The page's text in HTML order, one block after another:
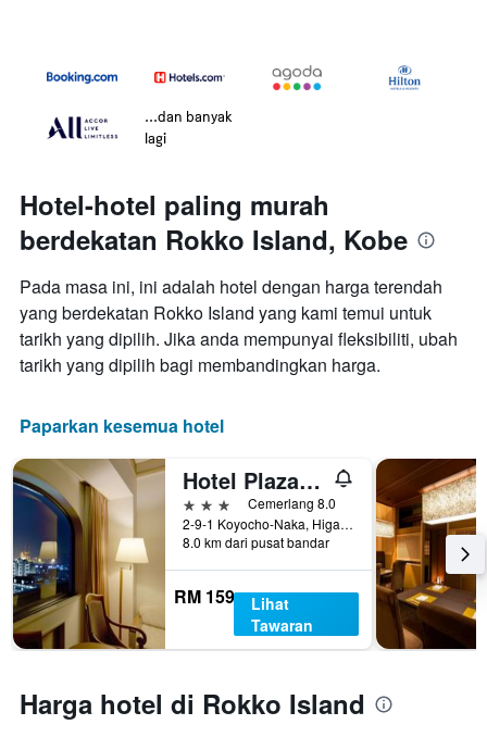
...dan banyak
lagi
Hotel-hotel paling murah
berdekatan Rokko Island, Kobe
Pada masa ini, ini adalah hotel dengan harga terendah
yang berdekatan Rokko Island yang kami temui untuk
tarikh yang dipilih. Jika anda mempunyai fleksibiliti, ubah
tarikh yang dipilih bagi membandingkan harga.
Paparkan kesemua hotel
Hotel Plaza Kobe
3 bintangCemerlang 8.0
2-9-1 Koyocho-Naka, Higashinada-ku, Kobe, Jepun
8.0 km dari pusat bandar
RM 159
Lihat
Tawaran
Harga hotel di Rokko Island